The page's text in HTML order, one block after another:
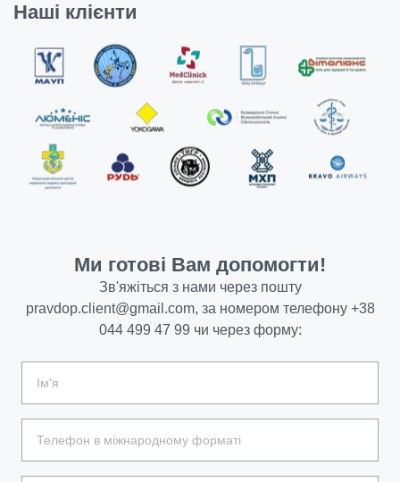
Наші клієнти
Ми готові Вам допомогти!
Зв'яжіться з нами через пошту
pravdop.client@gmail.com, за номером телефону +38
044 499 47 99 чи через форму: